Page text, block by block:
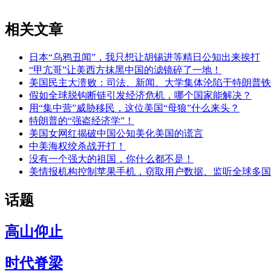
相关文章
日本“乌鸦丑闻”，我只想让胡锡进等精日公知出来挨打
“甲亢哥”让美西方抹黑中国的滤镜碎了一地！
美国民主大溃败：司法、新闻、大学集体沦陷于特朗普
假如全球脱钩断链引发经济危机，哪个国家能解决？
用“集中营”威胁移民，这位美国“母狼”什么来头？
特朗普的“强盗经济学”！
美国女网红揭破中国公知美化美国的谎言
中美海权绞杀战开打！
没有一个强大的祖国，你什么都不是！
美情报机构控制苹果手机，窃取用户数据、监听全球多
话题
高山仰止
时代脊梁